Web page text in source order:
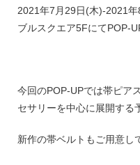
2021年7月29日(木)-2021
ブルスクエア5FにてPOP-
今回のPOP-UPでは帯ピア
セサリーを中心に展開する
新作の帯ベルトもご用意し